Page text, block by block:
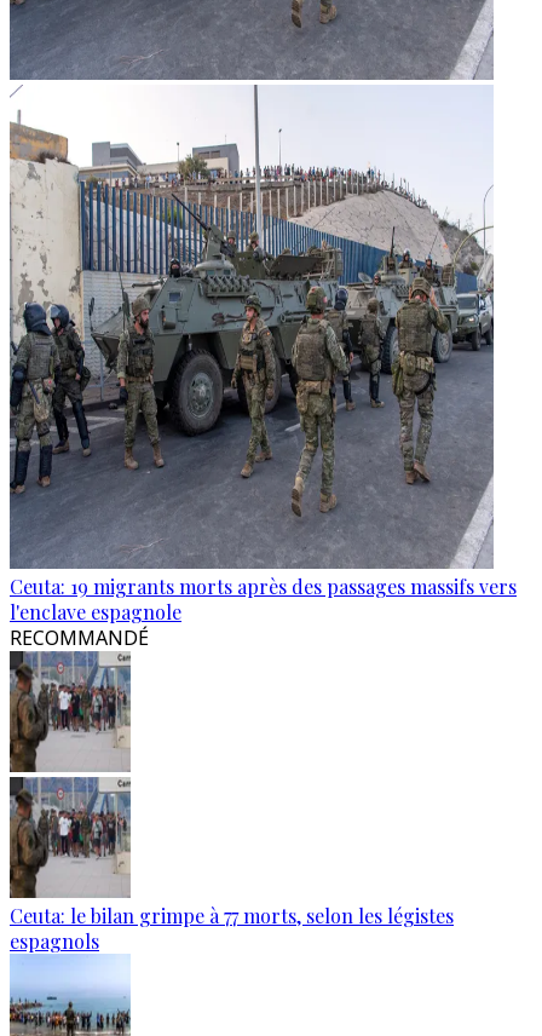
Ceuta: 19 migrants morts après des passages massifs vers
l'enclave espagnole
RECOMMANDÉ
Ceuta: le bilan grimpe à 77 morts, selon les légistes
espagnols